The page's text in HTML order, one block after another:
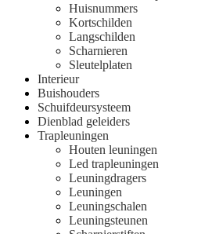
Huisnummers
Kortschilden
Langschilden
Scharnieren
Sleutelplaten
Interieur
Buishouders
Schuifdeursysteem
Dienblad geleiders
Trapleuningen
Houten leuningen
Led trapleuningen
Leuningdragers
Leuningen
Leuningschalen
Leuningsteunen